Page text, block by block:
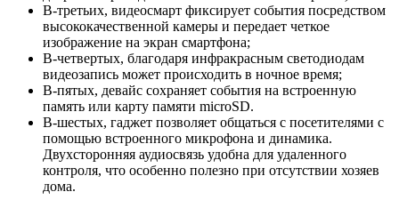
В-третьих, видеосмарт фиксирует события посредством
высококачественной камеры и передает четкое
изображение на экран смартфона;
В-четвертых, благодаря инфракрасным светодиодам
видеозапись может происходить в ночное время;
В-пятых, девайс сохраняет события на встроенную
память или карту памяти microSD.
В-шестых, гаджет позволяет общаться с посетителями с
помощью встроенного микрофона и динамика.
Двухсторонняя аудиосвязь удобна для удаленного
контроля, что особенно полезно при отсутствии хозяев
дома.